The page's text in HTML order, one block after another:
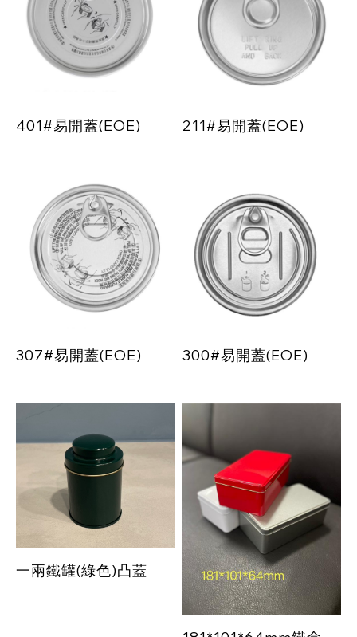
401#易開蓋(EOE) 211#易開蓋(EOE)
307#易開蓋(EOE) 300#易開蓋(EOE)
一兩鐵罐(綠色)凸蓋